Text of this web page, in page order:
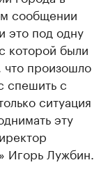
сообщении
это под одну
которой были
что произошло
спешить с
ситуация
эту
Игорь Лужбин.